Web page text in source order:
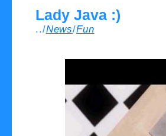
Lady Java :)
../News/Fun